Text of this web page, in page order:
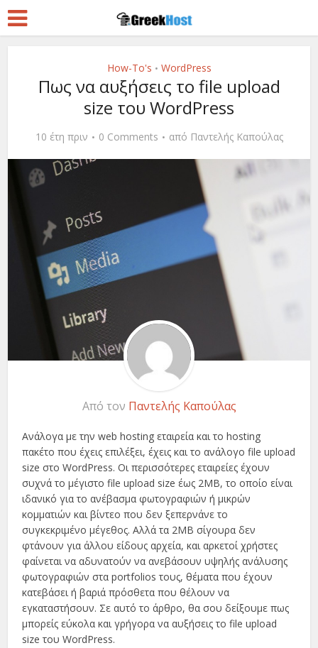
How-To's • WordPress
Πως να αυξήσεις το file upload
size του WordPress
10 έτη πριν 0 Comments από Παντελής Καπούλας
Από τον Παντελής Καπούλας
Ανάλογα με την web hosting εταιρεία και το hosting
πακέτο που έχεις επιλέξει, έχεις και το ανάλογο file upload
size στο WordPress. Οι περισσότερες εταιρείες έχουν
συχνά το μέγιστο file upload size έως 2MB, το οποίο είναι
ιδανικό για το ανέβασμα φωτογραφιών ή μικρών
κομματιών και βίντεο που δεν ξεπερνάνε το
συγκεκριμένο μέγεθος. Αλλά τα 2MB σίγουρα δεν
φτάνουν για άλλου είδους αρχεία, και αρκετοί χρήστες
φαίνεται να αδυνατούν να ανεβάσουν υψηλής ανάλυσης
φωτογραφιών στα portfolios τους, θέματα που έχουν
κατεβάσει ή βαριά πρόσθετα που θέλουν να
εγκαταστήσουν. Σε αυτό το άρθρο, θα σου δείξουμε πως
μπορείς εύκολα και γρήγορα να αυξήσεις το file upload
size του WordPress.